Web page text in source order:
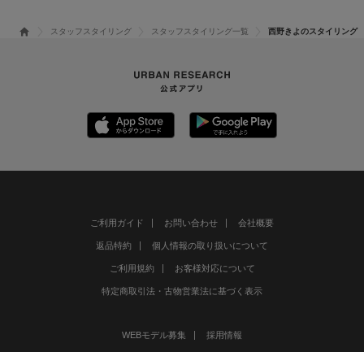
スタッフスタイリング スタッフスタイリング一覧 西野きよのスタイリング
ご利用ガイド お問い合わせ 会社概要
返品特約 個人情報の取り扱いについて
ご利用規約 お客様対応について
特定商取引法・古物営業法に基づく表示
WEBモデル募集 採用情報